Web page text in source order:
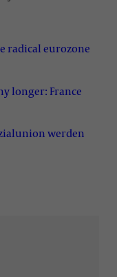
radical eurozone
longer: France
werden